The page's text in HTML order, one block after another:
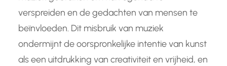
verspreiden en de gedachten van mensen te
beïnvloeden. Dit misbruik van muziek
ondermijnt de oorspronkelijke intentie van kunst
als een uitdrukking van creativiteit en vrijheid, en